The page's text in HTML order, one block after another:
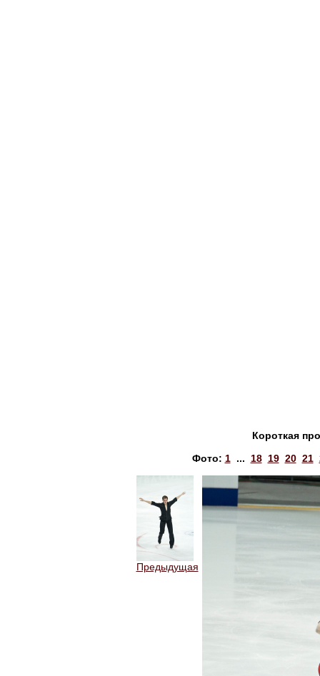
Короткая
Фото: 1... 18 19 20 21
Предыдущая